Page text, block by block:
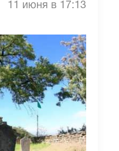
11 июня в 17:13